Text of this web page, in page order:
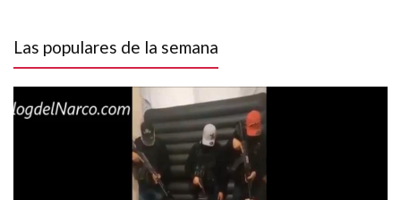
Las populares de la semana